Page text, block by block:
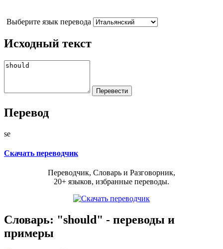
Выберите язык перевода
Исходный текст
Перевод
se
Скачать переводчик
Переводчик, Словарь и Разговорник,
20+ языков, избранные переводы.
Словарь: "should" - переводы и
примеры